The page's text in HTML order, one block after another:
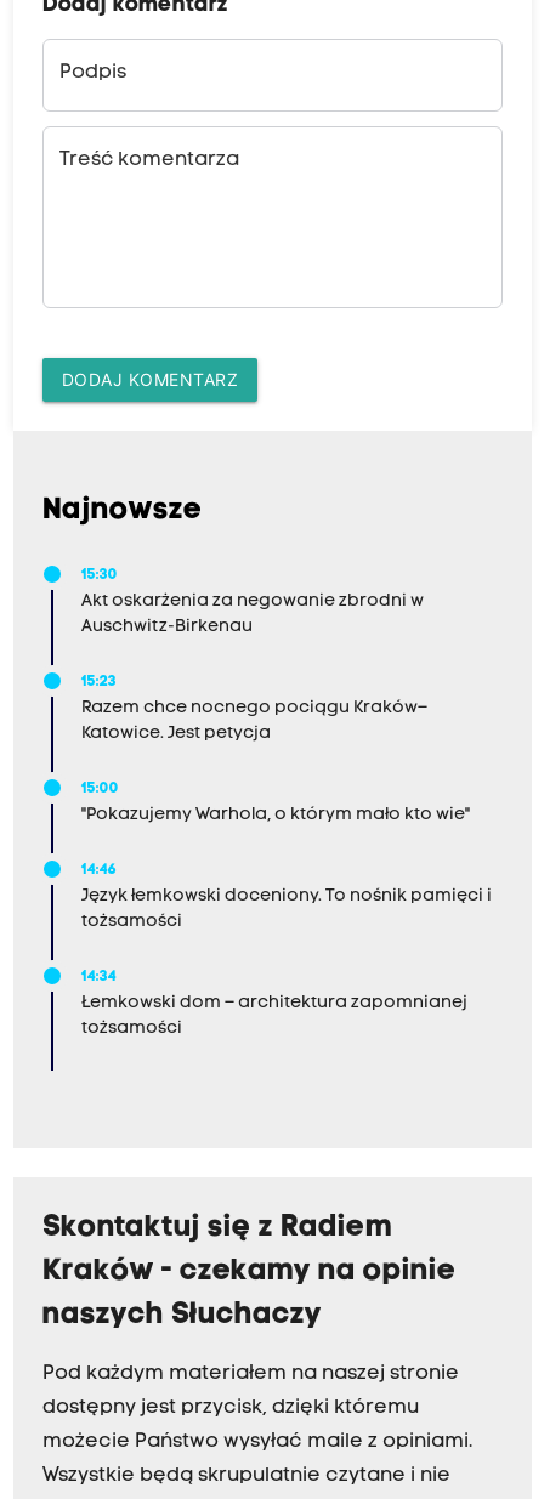
Dodaj komentarz
Podpis
Treść komentarza
DODAJ KOMENTARZ
Najnowsze
15:30
Akt oskarżenia za negowanie zbrodni w
Auschwitz-Birkenau
15:23
Razem chce nocnego pociągu Kraków–
Katowice. Jest petycja
15:00
"Pokazujemy Warhola, o którym mało kto wie"
14:46
Język łemkowski doceniony. To nośnik pamięci i
tożsamości
14:34
Łemkowski dom – architektura zapomnianej
tożsamości
Skontaktuj się z Radiem
Kraków - czekamy na opinie
naszych Słuchaczy
Pod każdym materiałem na naszej stronie
dostępny jest przycisk, dzięki któremu
możecie Państwo wysyłać maile z opiniami.
Wszystkie będą skrupulatnie czytane i nie